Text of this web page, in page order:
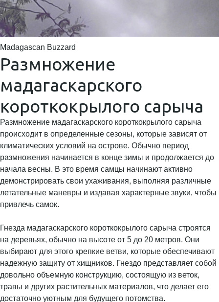
Madagascan Buzzard
Размножение
мадагаскарского
короткокрылого сарыча
Размножение мадагаскарского короткокрылого сарыча
происходит в определенные сезоны, которые зависят от
климатических условий на острове. Обычно период
размножения начинается в конце зимы и продолжается до
начала весны. В это время самцы начинают активно
демонстрировать свои ухаживания, выполняя различные
летательные маневры и издавая характерные звуки, чтобы
привлечь самок.
Гнезда мадагаскарского короткокрылого сарыча строятся
на деревьях, обычно на высоте от 5 до 20 метров. Они
выбирают для этого крепкие ветви, которые обеспечивают
надежную защиту от хищников. Гнездо представляет собой
довольно объемную конструкцию, состоящую из веток,
травы и других растительных материалов, что делает его
достаточно уютным для будущего потомства.